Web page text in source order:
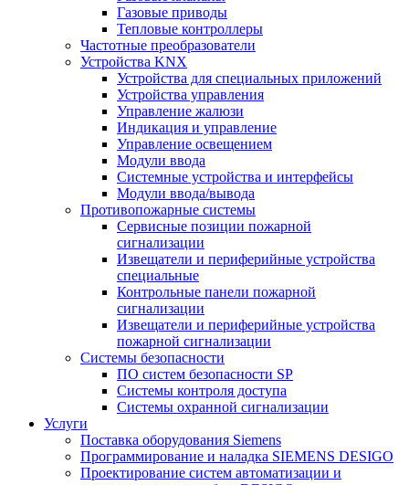
Газовые приводы
Тепловые контроллеры
Частотные преобразователи
Устройства KNX
Устройства для специальных приложений
Устройства управления
Управление жалюзи
Индикация и управление
Управление освещением
Модули ввода
Системные устройства и интерфейсы
Модули ввода/вывода
Противопожарные системы
Сервисные позиции пожарной
сигнализации
Извещатели и периферийные устройства
специальные
Контрольные панели пожарной
сигнализации
Извещатели и периферийные устройства
пожарной сигнализации
Системы безопасности
ПО систем безопасности SP
Системы контроля доступа
Системы охранной сигнализации
Услуги
Поставка оборудования Siemens
Программирование и наладка SIEMENS DESIGO
Проектирование систем автоматизации и